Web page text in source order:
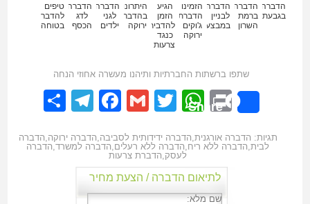
הדברה
בגבעתיים
הדברה
ברמת
השרון
הדברה
לבניין
במבצע
הזמינו
הדברת
ג'וקים
ירוקה
הגיע
הזמן
להדביר
כנגד
צרעות
היתרונות
בהדברה
ירוקה
הדברה
לגני
ילדים
הדברה
לדג
הכסף
טיפים
להדברה
בטוחה
שתפו ברשתות החברתיות ותיהנו מעשרה אחוזי הנחה
Share
Print
WhatsApp
Twitter
Gmail
Facebook
תגיות: הדברה אורגנית הדברה ידידותית לסביבה הדברה ירוקה הדברה
לבית, הדברה ללא ריח הדברה ללא רעלים הדברה למשרד, הדברה
לעסק הדברת צרעות
לתיאום הדברה / הצעת מחיר